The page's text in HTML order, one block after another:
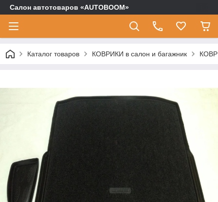
Салон автотоваров «AUTOBOOM»
Каталог товаров КОВРИКИ в салон и багажник